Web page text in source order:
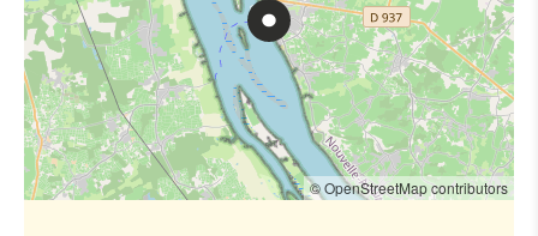
© OpenStreetMap contributors